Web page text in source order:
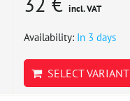
incl. VAT
Availability: In 3 days
SELECT VARIANT